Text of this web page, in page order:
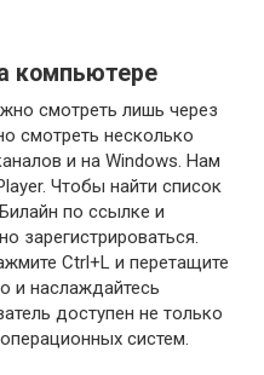
компьютере
смотреть лишь через
смотреть несколько
и на Windows. Нам
Чтобы найти список
по ссылке и
зарегистрироваться.
Ctrl+L и перетащите
и наслаждайтесь
доступен не только
систем.